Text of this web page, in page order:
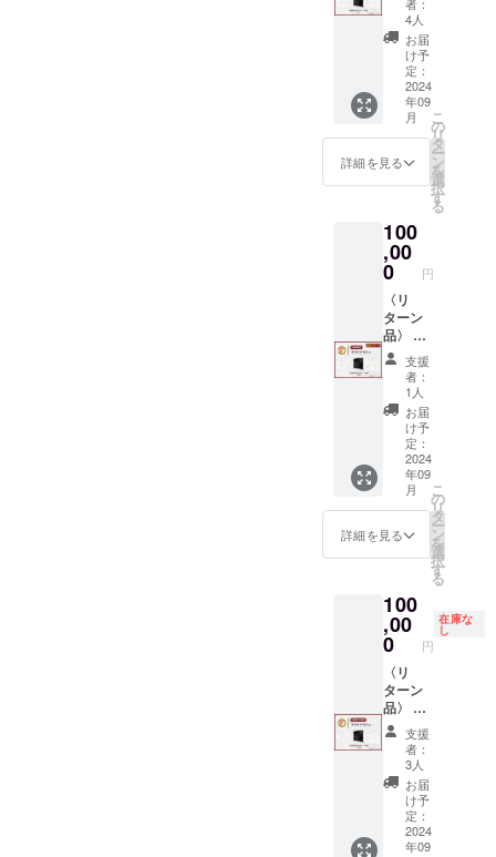
入して
支援し
てくだ
さい。
は協賛
者の
メール
アドレ
ス宛に
限定
URLを
送信す
です。
※寄付者
する名
前・
ニック
を備考
欄に記
入して
支援し
てくだ
さい。
イズの
ご希望
に沿え
ない可
能性が
ござい
ます、
在庫ス
トック
ザイン
アイテ
ムにな
りま
す。 ・
寄付金
領収
書・証
明書
（2025
年1月頃
郵送）
（現在
のTシャ
ツサイ
ズ在庫
状況）
S：5枚
3枚
XXL：1
枚 あり
がとう
動画は
約1分ほ
どの動
画にな
りま
す。
メッ
セージ
ハガキ
とTシャ
付者
ボード
に名前
を記載
（大）※
ニック
ネーム
可能、
福岡大
に掲
載、文
字サイ
ズ
（縦）
約１５
cm（横
）約２
０cm ※
寄付者
ボード
に記載
する名
前・
ニック
ネーム
を備考
欄に記
さい。
・寄付
金領収
書・証
明書
（2025
年1月頃
郵送）
者ボー
ド
（大）※
福岡大
学サッ
カー場
入り口
に掲
載、文
字サイ
ズ
約１５
cm（横
）約２
０cm ※
寄付者
ボード
に記載
する企
業名を
備考欄
に記入
して支
援して
くださ
い。 ・
寄付金
領収
書・証
明書
（2025
郵送）
者：
4人
お届
け予
定：
2024
年09
月
詳細を見る
こ
の
リ
タ
ー
ン
を
選
択
す
る
100
,00
0 円
〈リ
ターン
品〉 ・
企業様
用寄付
者ボー
ド（特
大）※福
岡大学
サッ
カー場
入り口
に掲
載、文
字サイ
ズ
約２０
cm（横
）約３
０cm ※
寄付者
ボード
に記載
する企
業名を
備考欄
に記入
して支
援して
くださ
い。 ・
支援
者：
1人
お届
け予
定：
2024
年09
月
詳細を見る
こ
の
リ
タ
ー
ン
を
選
択
す
る
100
,00
0 円
在庫な
し
〈リ
ターン
品〉 ・
企業様
用寄付
者ボー
ド（特
大）※福
岡大学
サッ
カー場
支援
者：
3人
お届
け予
定：
2024
年09